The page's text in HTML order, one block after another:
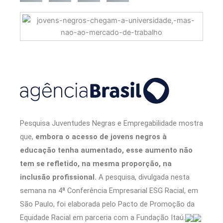
Pesquisa Juventudes Negras e Empregabilidade mostra
que, embora o acesso de jovens negros à
educação tenha aumentado, esse aumento não
tem se refletido, na mesma proporção, na
inclusão profissional. A pesquisa, divulgada nesta
semana na 4ª Conferência Empresarial ESG Racial, em
São Paulo, foi elaborada pelo Pacto de Promoção da
Equidade Racial em parceria com a Fundação Itaú.